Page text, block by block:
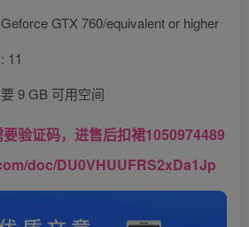
GTX 760/equivalent or higher
11
9 GB 可用空间
验证码，进售后扣裙1050974489
doc/DU0VHUUFRS2xDa1Jp